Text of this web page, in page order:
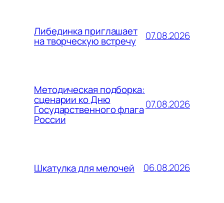
Либединка приглашает
на творческую встречу 07.08.2026
Методическая подборка:
сценарии ко Дню
Государственного флага
России
07.08.2026
Шкатулка для мелочей 06.08.2026